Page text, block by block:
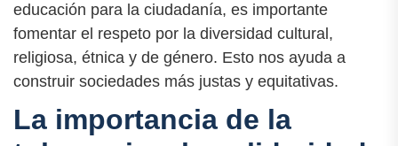
educación para la ciudadanía, es importante
fomentar el respeto por la diversidad cultural,
religiosa, étnica y de género. Esto nos ayuda a
construir sociedades más justas y equitativas.
La importancia de la